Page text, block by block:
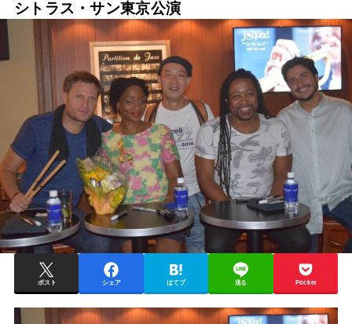
シトラス・サン東京公演
ポスト シェア はてブ 送る Pocket